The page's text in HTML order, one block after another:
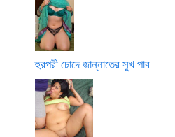
হুরপরী চোদে জান্নাতের সুখ পাব